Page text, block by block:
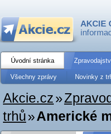
AKCIE
Úvodní stránka
Všechny zprávy Novinky z
Akcie.cz»
trhů»Americké